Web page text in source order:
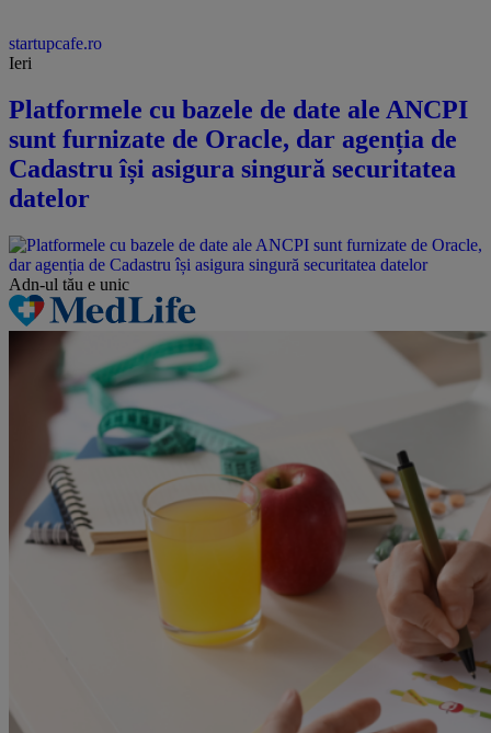
startupcafe.ro
Ieri
Platformele cu bazele de date ale ANCPI
sunt furnizate de Oracle, dar agenția de
Cadastru își asigura singură securitatea
datelor
Adn-ul tău e unic